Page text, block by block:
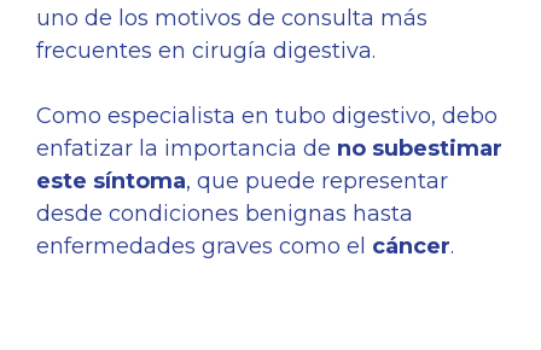
uno de los motivos de consulta más
frecuentes en cirugía digestiva.
Como especialista en tubo digestivo, debo
enfatizar la importancia de no subestimar
este síntoma, que puede representar
desde condiciones benignas hasta
enfermedades graves como el cáncer.